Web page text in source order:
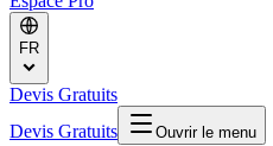
FR
Devis Gratuits
Devis Gratuits
Ouvrir le menu